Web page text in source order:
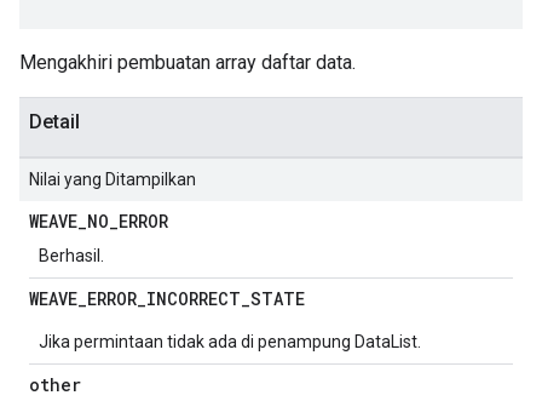
Mengakhiri pembuatan array daftar data.
Detail
Nilai yang Ditampilkan
WEAVE_NO_ERROR
Berhasil.
WEAVE_ERROR_INCORRECT_STATE
Jika permintaan tidak ada di penampung DataList.
other